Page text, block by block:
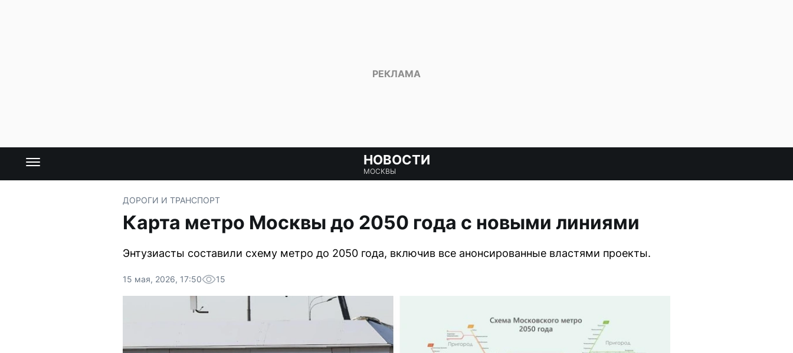
НОВОСТИ
МОСКВЫ
ДОРОГИ И ТРАНСПОРТ
Карта метро Москвы до 2050 года с новыми линиями
Энтузиасты составили схему метро до 2050 года, включив все анонсированные властями проекты.
15 мая, 2026, 17:50 15